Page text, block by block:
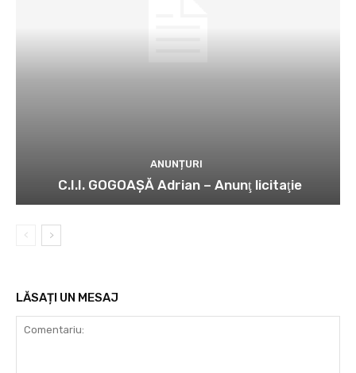
ANUNȚURI
C.I.I. GOGOAŞĂ Adrian – Anunţ licitaţie
LĂSAȚI UN MESAJ